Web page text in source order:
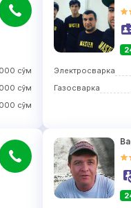
сўм
сўм
сўм
Электросварка
Газосварка